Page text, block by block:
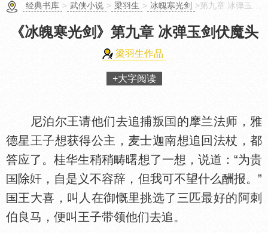
经典书库 > 武侠小说 > 梁羽生 > 冰魄寒光剑 >第九章 冰弹玉剑伏魔头
《冰魄寒光剑》 第九章 冰弹玉剑伏魔头
梁羽生作品
+大字阅读
尼泊尔王请他们去追捕叛
的摩兰法师，雅
德星王子想获得公主，麦士迦南想追回法杖，都
答应了。桂华生稍稍畴曙想了一想，说道：“为贵
除
，自是义不容辞，但我可不望什么酬报。”
王大喜，叫人在御慨里挑选了三匹最好的阿刺
伯良马，便叫王子带领他们去追。